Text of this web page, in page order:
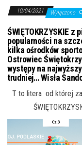
10/04/2021 Wyłączono
ŚWIĘTOKRZYSKIE
popularności na
kilka ośrodków
Ostrowiec
występy na
trudniej… Wisła
T to litera od której